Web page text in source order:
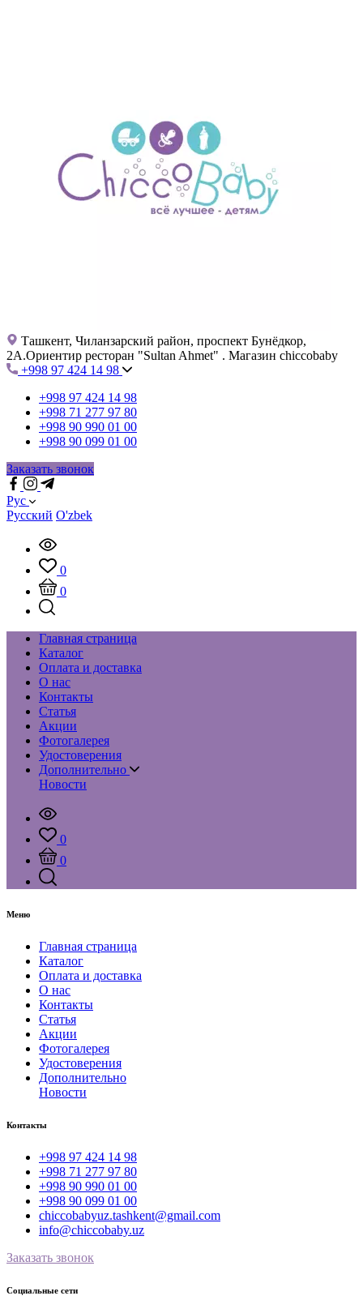
Ташкент, Чиланзарский район, проспект Бунёдкор,
2А.Ориентир ресторан "Sultan Ahmet" . Магазин chiccobaby
+998 97 424 14 98
+998 97 424 14 98
+998 71 277 97 80
+998 90 990 01 00
+998 90 099 01 00
Заказать звонок
Рус
Русский O'zbek
0
0
Главная страница
Каталог
Оплата и доставка
О нас
Контакты
Статья
Акции
Фотогалерея
Удостоверения
Дополнительно
Новости
0
0
Меню
Главная страница
Каталог
Оплата и доставка
О нас
Контакты
Статья
Акции
Фотогалерея
Удостоверения
Дополнительно
Новости
Контакты
+998 97 424 14 98
+998 71 277 97 80
+998 90 990 01 00
+998 90 099 01 00
chiccobabyuz.tashkent@gmail.com
info@chiccobaby.uz
Заказать звонок
Социальные сети